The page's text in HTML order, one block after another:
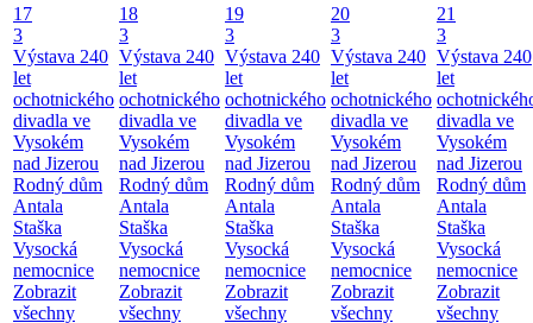
17
3
Výstava 240
let
ochotnického
divadla ve
Vysokém
nad Jizerou
Rodný dům
Antala
Staška
Vysocká
nemocnice
Zobrazit
všechny
18
3
Výstava 240
let
ochotnického
divadla ve
Vysokém
nad Jizerou
Rodný dům
Antala
Staška
Vysocká
nemocnice
Zobrazit
všechny
19
3
Výstava 240
let
ochotnického
divadla ve
Vysokém
nad Jizerou
Rodný dům
Antala
Staška
Vysocká
nemocnice
Zobrazit
všechny
20
3
Výstava 240
let
ochotnického
divadla ve
Vysokém
nad Jizerou
Rodný dům
Antala
Staška
Vysocká
nemocnice
Zobrazit
všechny
21
3
Výstava 240
let
divadla ve
Vysokém
nad Jizerou
Rodný dům
Antala
Staška
Vysocká
nemocnice
Zobrazit
všechny